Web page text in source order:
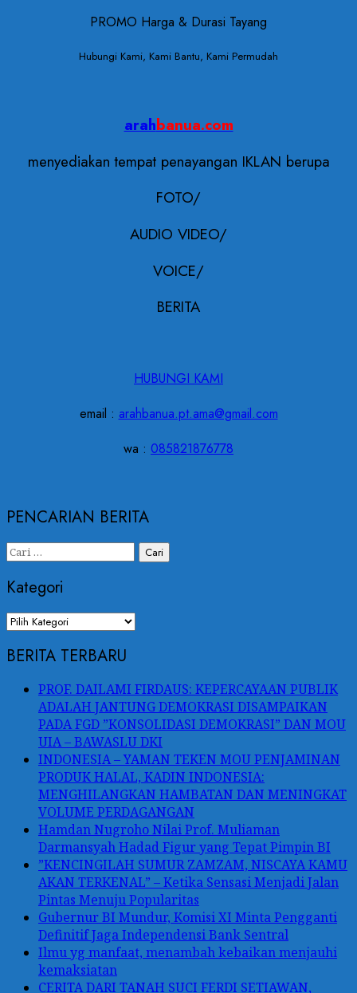
PROMO Harga & Durasi Tayang
Hubungi Kami, Kami Bantu, Kami Permudah
arahbanua.com
menyediakan tempat penayangan IKLAN berupa
FOTO/
AUDIO VIDEO/
VOICE/
BERITA
HUBUNGI KAMI
email : arahbanua.pt.ama@gmail.com
wa : 085821876778
PENCARIAN BERITA
Kategori
BERITA TERBARU
PROF. DAILAMI FIRDAUS: KEPERCAYAAN PUBLIK
ADALAH JANTUNG DEMOKRASI DISAMPAIKAN
PADA FGD ”KONSOLIDASI DEMOKRASI” DAN MOU
UIA – BAWASLU DKI
INDONESIA – YAMAN TEKEN MOU PENJAMINAN
PRODUK HALAL, KADIN INDONESIA:
MENGHILANGKAN HAMBATAN DAN MENINGKAT
VOLUME PERDAGANGAN
Hamdan Nugroho Nilai Prof. Muliaman
Darmansyah Hadad Figur yang Tepat Pimpin BI
”KENCINGILAH SUMUR ZAMZAM, NISCAYA KAMU
AKAN TERKENAL” – Ketika Sensasi Menjadi Jalan
Pintas Menuju Popularitas
Gubernur BI Mundur, Komisi XI Minta Pengganti
Definitif Jaga Independensi Bank Sentral
Ilmu yg manfaat, menambah kebaikan menjauhi
kemaksiatan
CERITA DARI TANAH SUCI FERDI SETIAWAN,